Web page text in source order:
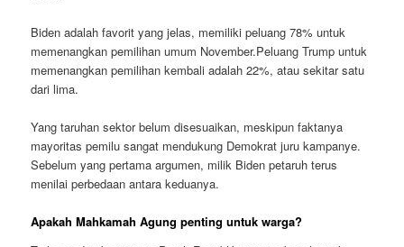
Biden adalah favorit yang jelas, memiliki peluang 78% untuk
memenangkan pemilihan umum November.Peluang Trump untuk
memenangkan pemilihan kembali adalah 22%, atau sekitar satu
dari lima.
Yang taruhan sektor belum disesuaikan, meskipun faktanya
mayoritas pemilu sangat mendukung Demokrat juru kampanye.
Sebelum yang pertama argumen, milik Biden petaruh terus
menilai perbedaan antara keduanya.
Apakah Mahkamah Agung penting untuk warga?